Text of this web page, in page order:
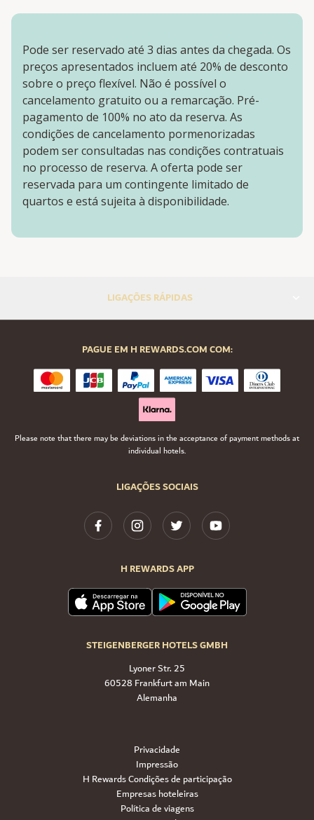
Pode ser reservado até 3 dias antes da chegada. Os
preços apresentados incluem até 20% de desconto
sobre o preço flexível. Não é possível o
cancelamento gratuito ou a remarcação. Pré-
pagamento de 100% no ato da reserva. As
condições de cancelamento pormenorizadas
podem ser consultadas nas condições contratuais
no processo de reserva. A oferta pode ser
reservada para um contingente limitado de
quartos e está sujeita à disponibilidade.
LIGAÇÕES RÁPIDAS
LIGAÇÕES SOCIAIS
H REWARDS APP
STEIGENBERGER HOTELS GMBH
Lyoner Str. 25
60528 Frankfurt am Main
Alemanha
PAGUE EM H REWARDS.COM COM:
Please note that there may be deviations in the acceptance of payment methods at
individual hotels.
Privacidade
Impressão
H Rewards Condições de participação
Empresas hoteleiras
Política de viagens